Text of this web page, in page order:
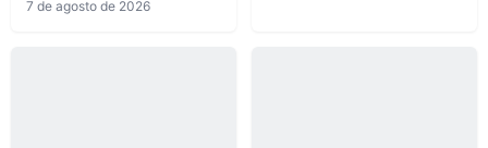
7 de agosto de 2026